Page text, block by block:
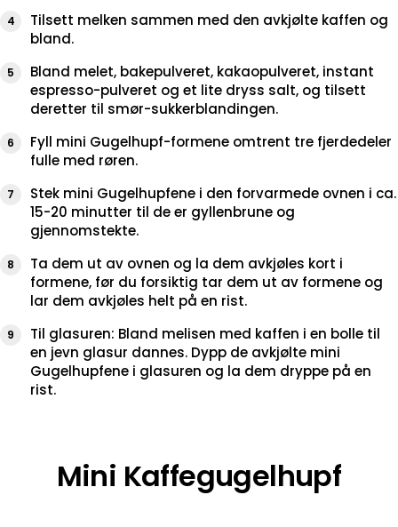
Tilsett melken sammen med den avkjølte kaffen og
bland.
Bland melet, bakepulveret, kakaopulveret, instant
espresso-pulveret og et lite dryss salt, og tilsett
deretter til smør-sukkerblandingen.
Fyll mini Gugelhupf-formene omtrent tre fjerdedeler
fulle med røren.
Stek mini Gugelhupfene i den forvarmede ovnen i ca.
15-20 minutter til de er gyllenbrune og
gjennomstekte.
Ta dem ut av ovnen og la dem avkjøles kort i
formene, før du forsiktig tar dem ut av formene og
lar dem avkjøles helt på en rist.
Til glasuren: Bland melisen med kaffen i en bolle til
en jevn glasur dannes. Dypp de avkjølte mini
Gugelhupfene i glasuren og la dem dryppe på en
rist.
Mini Kaffegugelhupf